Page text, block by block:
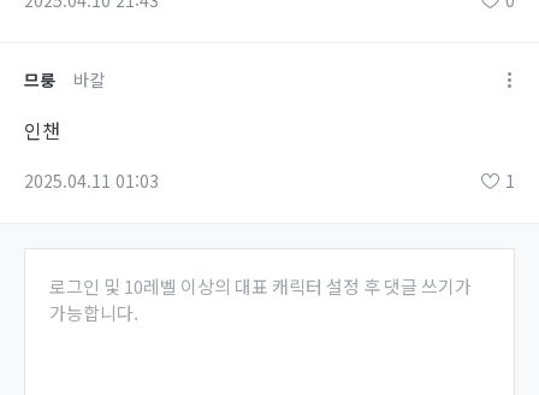
므룽 바칼
인챈
2025.04.11 01:03 1
로그인 및 10레벨 이상의 대표 캐릭터 설정 후 댓글 쓰기가
가능합니다.